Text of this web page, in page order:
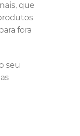
que
fora
seu